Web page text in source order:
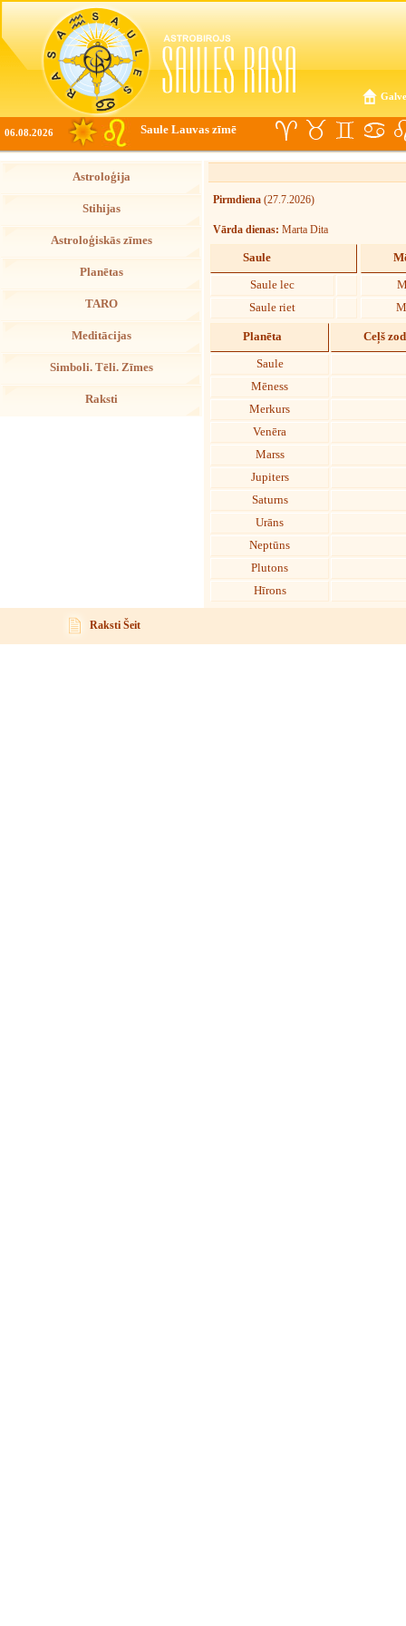
06.08.2026 Saule Lauvas zīmē
Astroloģija
Stihijas
Astroloģiskās zīmes
Planētas
TARO
Meditācijas
Simboli. Tēli. Zīmes
Raksti
Pirmdiena (27.7.2026)
Vārda dienas: Marta Dita
Saule
Saule lec
Saule riet
Planēta Ceļš
Saule
Mēness
Merkurs
Venēra
Marss
Jupiters
Saturns
Urāns
Neptūns
Plutons
Hīrons
Raksti Šeit